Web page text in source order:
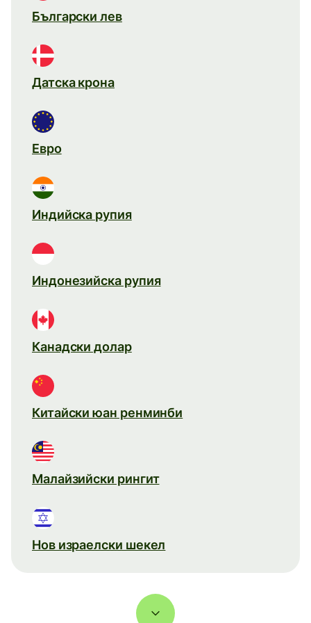
Български лев
Датска крона
Евро
Индийска рупия
Индонезийска рупия
Канадски долар
Китайски юан ренминби
Малайзийски рингит
Нов израелски шекел